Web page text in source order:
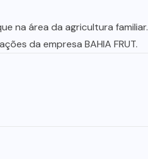
na área da agricultura familiar.
da empresa BAHIA FRUT.